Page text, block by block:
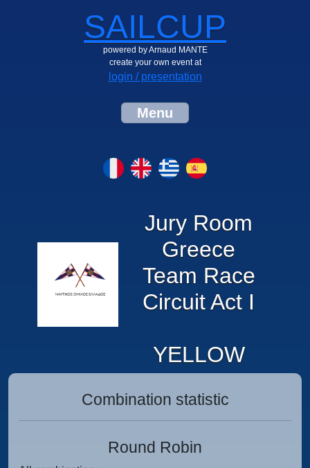
SAILCUP
powered by Arnaud MANTE
create your own event at
login / presentation
Menu
Jury Room
Greece
Team Race
Circuit Act I
YELLOW
Combination statistic
Round Robin